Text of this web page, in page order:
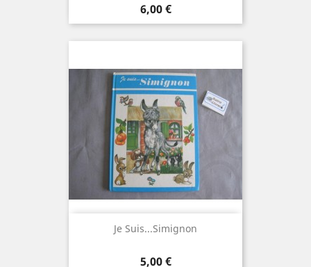
Prix
6,00 €
Je Suis...Simignon
Prix
5,00 €